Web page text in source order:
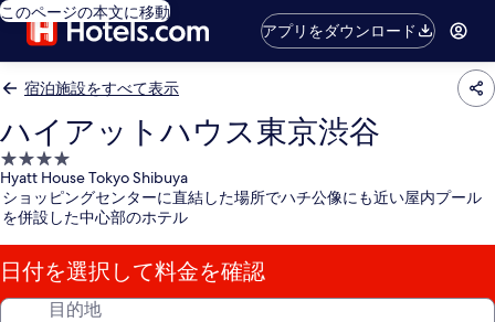
このページの本文に移動
アプリをダウンロード
宿泊施設をすべて表示
ハイアットハウス東京渋谷
4.0
つ
星
宿
泊
施
設
Hyatt House Tokyo Shibuya
ショッピングセンターに直結した場所でハチ公像にも近い屋内プール
を併設した中心部のホテル
日付を選択して料金を確認
目的地